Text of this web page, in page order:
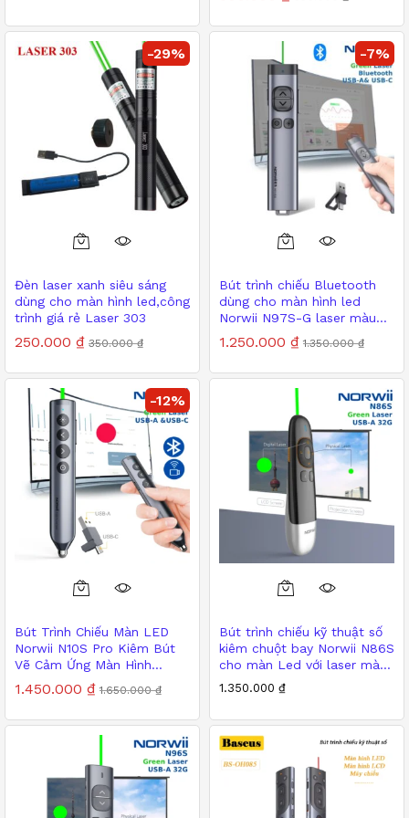
-29%
Đèn laser xanh siêu sáng
dùng cho màn hình led,công
trình giá rẻ Laser 303
250.000 ₫ 350.000₫
-7%
Bút trình chiếu Bluetooth
dùng cho màn hình led
Norwii N97S-G laser màu
1.250.000 ₫ 1.350.000₫
-12%
Bút Trình Chiếu Màn LED
Norwii N10S Pro Kiêm Bút
Vẽ Cảm Ứng Màn Hình
1.450.000 ₫ 1.650.000₫
Bút trình chiếu kỹ thuật số
kiêm chuột bay Norwii N86S
cho màn Led với laser màu
xanh siêu sáng
1.350.000 ₫